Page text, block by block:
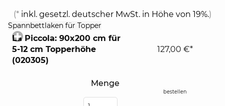
(* inkl. gesetzl. deutscher MwSt. in Höhe von 19%.)
Spannbettlaken für Topper
expand
La Piccola: 90x200 cm für
5-12 cm Topperhöhe
(020305)
Menge
127,00 €*
bestellen